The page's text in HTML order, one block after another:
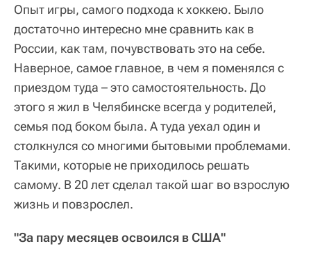
Опыт игры, самого подхода к хоккею. Было
достаточно интересно мне сравнить как в
России, как там, почувствовать это на себе.
Наверное, самое главное, в чем я поменялся с
приездом туда – это самостоятельность. До
этого я жил в Челябинске всегда у родителей,
семья под боком была. А туда уехал один и
столкнулся со многими бытовыми проблемами.
Такими, которые не приходилось решать
самому. В 20 лет сделал такой шаг во взрослую
жизнь и повзрослел.
"За пару месяцев освоился в США"